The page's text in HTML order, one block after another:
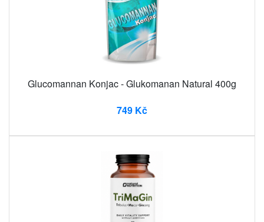
Glucomannan Konjac - Glukomanan Natural 400g
749 Kč